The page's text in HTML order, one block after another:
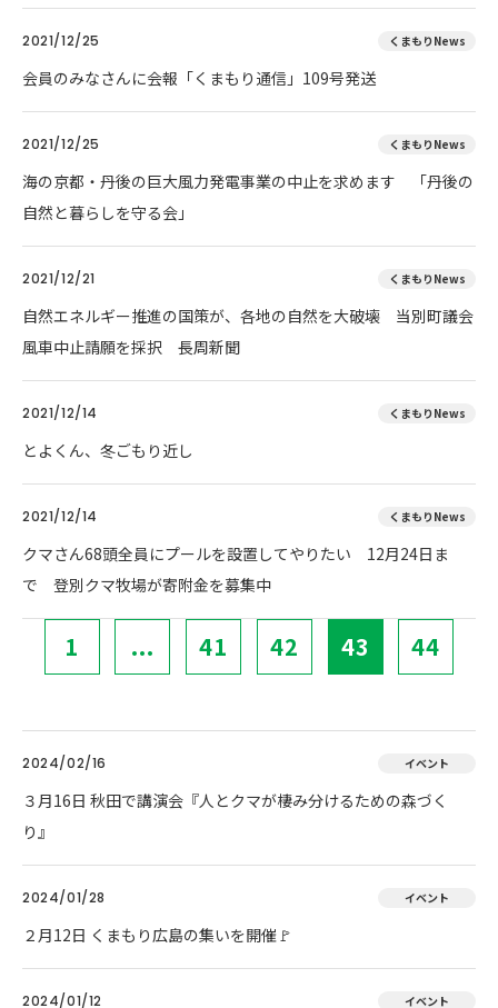
2021/12/25 くまもりNews
会員のみなさんに会報「くまもり通信」109号発送
2021/12/25 くまもりNews
海の京都・丹後の巨大風力発電事業の中止を求めます 「丹後の
自然と暮らしを守る会」
2021/12/21 くまもりNews
自然エネルギー推進の国策が、各地の自然を大破壊 当別町議会
風車中止請願を採択 長周新聞
2021/12/14 くまもりNews
とよくん、冬ごもり近し
2021/12/14 くまもりNews
クマさん68頭全員にプールを設置してやりたい 12月24日ま
で 登別クマ牧場が寄附金を募集中
1 ... 41 42 43 44
2024/02/16 イベント
３月16日 秋田で講演会『人とクマが棲み分けるための森づく
り』
2024/01/28 イベント
２月12日 くまもり広島の集いを開催🚩
2024/01/12 イベント